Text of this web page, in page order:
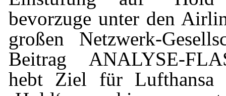
bevorzuge unter den
großen Netzwerk-
Beitrag ANALYSE-
hebt Ziel für